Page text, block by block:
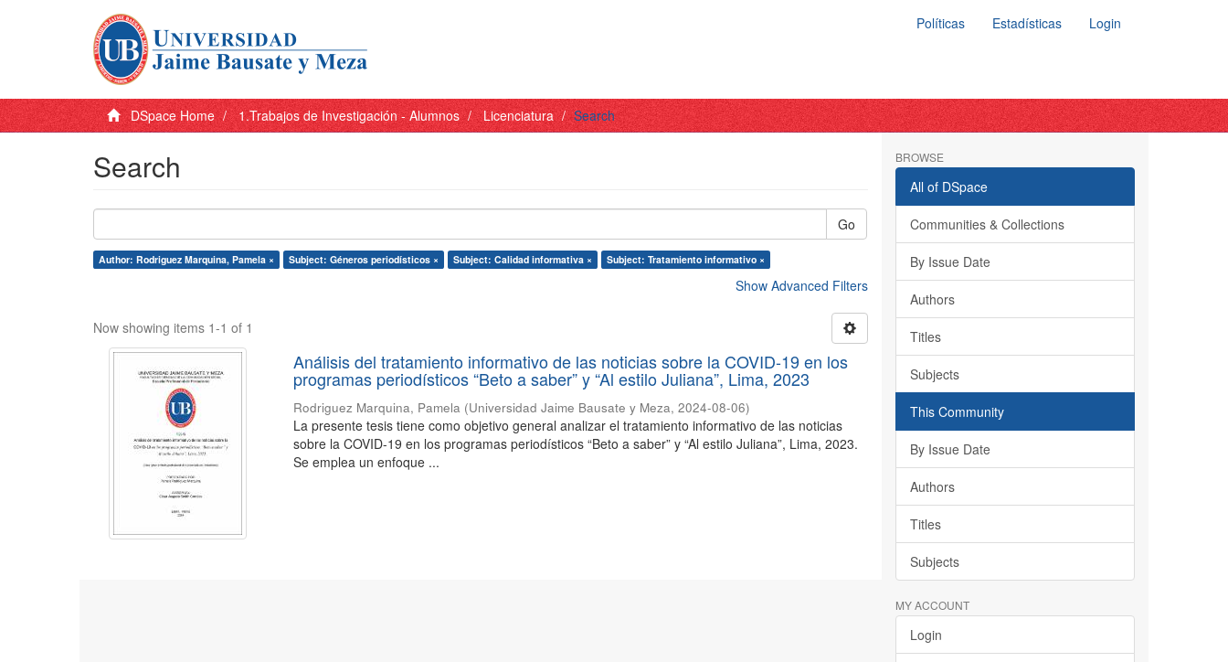
Políticas Estadísticas Login
DSpace Home 1.Trabajos de Investigación - Alumnos Licenciatura Search
Search
Go
Author: Rodriguez Marquina, Pamela × Subject: Géneros periodísticos × Subject: Calidad informativa × Subject: Tratamiento informativo ×
Show Advanced Filters
Now showing items 1-1 of 1
Análisis del tratamiento informativo de las noticias sobre la COVID-19 en los
programas periodísticos “Beto a saber” y “Al estilo Juliana”, Lima, 2023
Rodriguez Marquina, Pamela (Universidad Jaime Bausate y Meza,2024-08-06)
La presente tesis tiene como objetivo general analizar el tratamiento informativo de las noticias
sobre la COVID-19 en los programas periodísticos “Beto a saber” y “Al estilo Juliana”, Lima, 2023.
Se emplea un enfoque ...
BROWSE
All of DSpace
Communities & Collections
By Issue Date
Authors
Titles
Subjects
This Community
By Issue Date
Authors
Titles
Subjects
MY ACCOUNT
Login